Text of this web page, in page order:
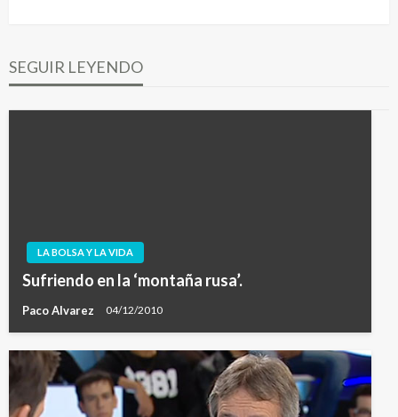
SEGUIR LEYENDO
LA BOLSA Y LA VIDA
Sufriendo en la ‘montaña rusa’.
Paco Alvarez 04/12/2010